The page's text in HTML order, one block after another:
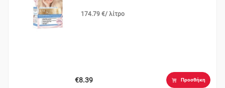
174.79 €/ λίτρο
€8.39 Προσθήκη